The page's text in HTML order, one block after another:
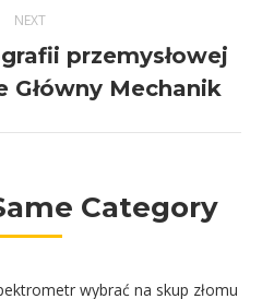
NEXT
Next
post:
przemysłowej
Główny Mechanik
Category
wybrać na skup złomu